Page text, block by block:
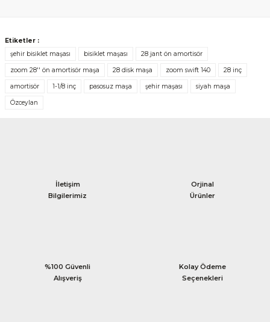
kalitemi fazlasıyla arttırdı.
Yorum Yaz
Etiketler :
şehir bisiklet maşası
bisiklet maşası 28 jant ön amortisör
zoom 28'' ön amortisör maşa 28 disk maşa zoom swift 140 28 inç
amortisör 1-1/8 inç pasosuz maşa şehir maşası siyah maşa
Özceylan
İletişim
Bilgilerimiz
Orjinal
Ürünler
%100 Güvenli
Alışveriş
Kolay Ödeme
Seçenekleri